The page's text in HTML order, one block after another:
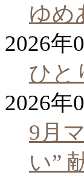
ゆめ
2026年
ひと
2026年
9月
い”